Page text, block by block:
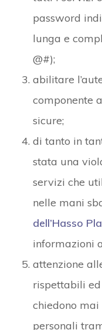
password
lunga e
@#);
abilitare
componente
sicure;
di tanto in
stata una
servizi che
nelle mani
dell’Hasso
informazioni
attenzione
rispettabili
chiedono
personali